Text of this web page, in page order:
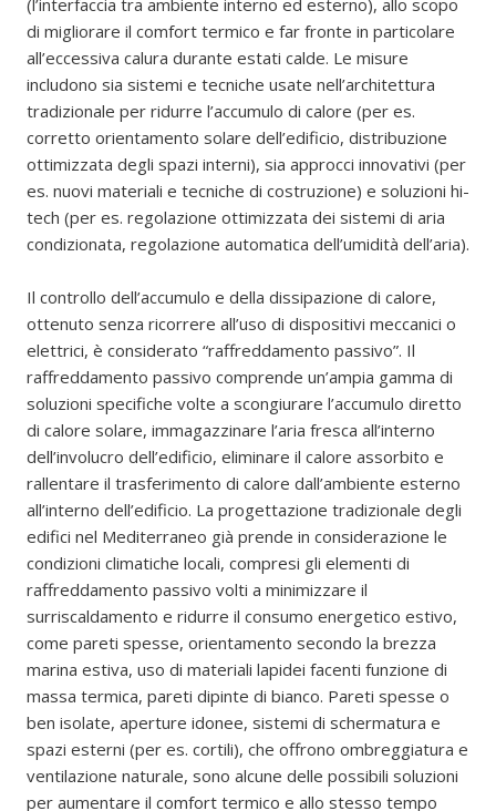
(l’interfaccia tra ambiente interno ed esterno), allo scopo
di migliorare il comfort termico e far fronte in particolare
all’eccessiva calura durante estati calde. Le misure
includono sia sistemi e tecniche usate nell’architettura
tradizionale per ridurre l’accumulo di calore (per es.
corretto orientamento solare dell’edificio, distribuzione
ottimizzata degli spazi interni), sia approcci innovativi (per
es. nuovi materiali e tecniche di costruzione) e soluzioni hi-
tech (per es. regolazione ottimizzata dei sistemi di aria
condizionata, regolazione automatica dell’umidità dell’aria).
Il controllo dell’accumulo e della dissipazione di calore,
ottenuto senza ricorrere all’uso di dispositivi meccanici o
elettrici, è considerato “raffreddamento passivo”. Il
raffreddamento passivo comprende un’ampia gamma di
soluzioni specifiche volte a scongiurare l’accumulo diretto
di calore solare, immagazzinare l’aria fresca all’interno
dell’involucro dell’edificio, eliminare il calore assorbito e
rallentare il trasferimento di calore dall’ambiente esterno
all’interno dell’edificio. La progettazione tradizionale degli
edifici nel Mediterraneo già prende in considerazione le
condizioni climatiche locali, compresi gli elementi di
raffreddamento passivo volti a minimizzare il
surriscaldamento e ridurre il consumo energetico estivo,
come pareti spesse, orientamento secondo la brezza
marina estiva, uso di materiali lapidei facenti funzione di
massa termica, pareti dipinte di bianco. Pareti spesse o
ben isolate, aperture idonee, sistemi di schermatura e
spazi esterni (per es. cortili), che offrono ombreggiatura e
ventilazione naturale, sono alcune delle possibili soluzioni
per aumentare il comfort termico e allo stesso tempo